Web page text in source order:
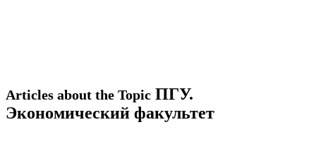
Articles about the Topic ПГУ.
Экономический факультет